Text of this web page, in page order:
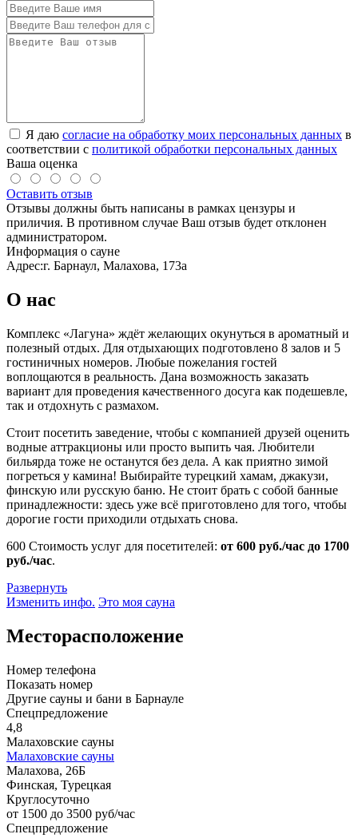
Я даю согласие на обработку моих персональных данных в
соответствии с политикой обработки персональных данных
Ваша оценка
Оставить отзыв
Отзывы должны быть написаны в рамках цензуры и
приличия. В противном случае Ваш отзыв будет отклонен
администратором.
Информация о сауне
Адрес:г. Барнаул, Малахова, 173а
О нас
Комплекс «Лагуна» ждёт желающих окунуться в ароматный и
полезный отдых. Для отдыхающих подготовлено 8 залов и 5
гостиничных номеров. Любые пожелания гостей
воплощаются в реальность. Дана возможность заказать
вариант для проведения качественного досуга как подешевле,
так и отдохнуть с размахом.
Стоит посетить заведение, чтобы с компанией друзей оценить
водные аттракционы или просто выпить чая. Любители
бильярда тоже не останутся без дела. А как приятно зимой
погреться у камина! Выбирайте турецкий хамам, джакузи,
финскую или русскую баню. Не стоит брать с собой банные
принадлежности: здесь уже всё приготовлено для того, чтобы
дорогие гости приходили отдыхать снова.
600 Стоимость услуг для посетителей: от 600 руб./час до 1700
руб./час.
Развернуть
Изменить инфо. Это моя сауна
Месторасположение
Номер телефона
Показать номер
Другие сауны и бани в Барнауле
Спецпредложение
4,8
Малаховские сауны
Малаховские сауны
Малахова, 26Б
Финская, Турецкая
Круглосуточно
от 1500 до 3500 руб/час
Спецпредложение